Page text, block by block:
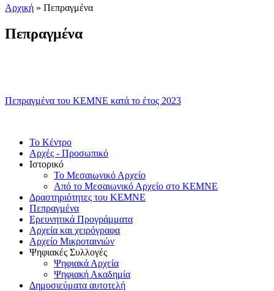
Αρχική » Πεπραγμένα
Πεπραγμένα
Πεπραγμένα του ΚΕΜΝΕ κατά το έτος 2023
Το Κέντρο
Αρχές - Προσωπικό
Ιστορικό
Το Μεσαιωνικό Αρχείο
Από το Μεσαιωνικό Αρχείο στο ΚΕΜΝΕ
Δραστηριότητες του ΚΕΜΝΕ
Πεπραγμένα
Ερευνητικά Προγράμματα
Αρχεία και χειρόγραφα
Αρχείο Μικροταινιών
Ψηφιακές Συλλογές
Ψηφιακά Αρχεία
Ψηφιακή Ακαδημία
Δημοσιεύματα αυτοτελή